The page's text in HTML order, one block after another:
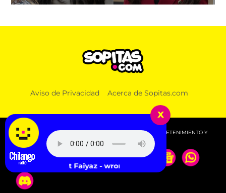
FIFA niega que Infantino hizo millonaria a una
Aviso de Privacidad Acerca de Sopitas.com
© 2026 SOPITAS.COM - MÚSICA, NOTICIAS, DEPORTES, ENTRETENIMIENTO Y
MÁS!.
x
Brent Faiyaz - wrong faces.